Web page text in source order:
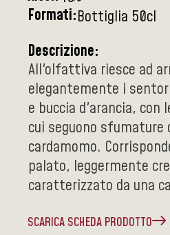
Formati:Bottiglia 50cl
Descrizione:
All'olfattiva riesce ad
elegantemente i
e buccia d'arancia, con
cui seguono sfumature
cardamomo.
palato, leggermente
caratterizzato da una
SCARICA SCHEDA PRODOTTO